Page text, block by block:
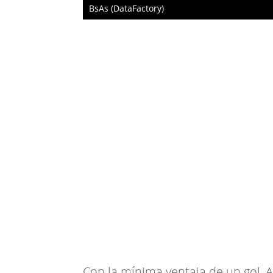
BsAs (DataFactory)